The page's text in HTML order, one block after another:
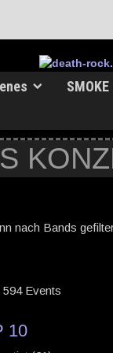
nach Bands
Events
10